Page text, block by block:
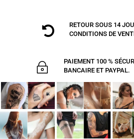

RETOUR SOUS 14
CONDITIONS DE
~
PAIEMENT 100 %
BANCAIRE ET PAYPAL.